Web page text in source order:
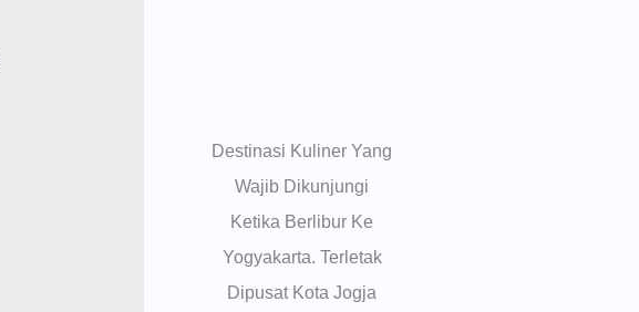
Destinasi Kuliner Yang
Wajib Dikunjungi
Ketika Berlibur Ke
Yogyakarta. Terletak
Dipusat Kota Jogja